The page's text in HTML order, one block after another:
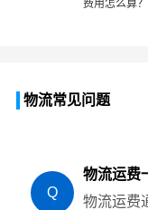
费用怎么算？
物流常见问题
Q
物流运费
物流运费